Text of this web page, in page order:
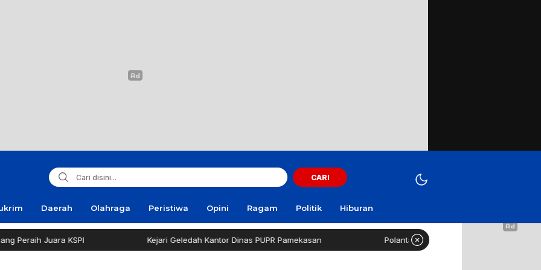
CARI
Daerah Olahraga Peristiwa Opini Ragam Politik Hiburan
Juara KSPI Kejari Geledah Kantor Dinas PUPR Pamekasan Polantas Sampang Imbau Latihan Gerak Jalan